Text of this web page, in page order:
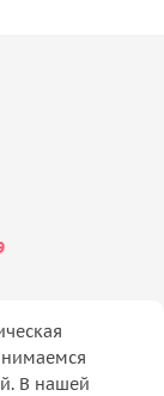
300 бат с чел
В нашей